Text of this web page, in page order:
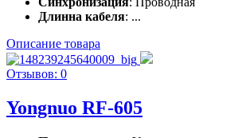
Длинна кабеля: ...
Описание товара
Отзывов: 0
Yongnuo RF-605